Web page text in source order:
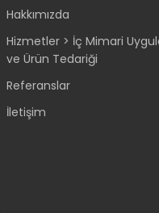
Hakkımızda
Hizmetler > İç Mimari
ve Ürün Tedariği
Referanslar
İletişim